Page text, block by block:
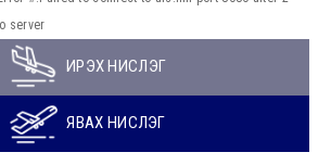
server
ИРЭХ НИСЛЭГ
ЯВАХ НИСЛЭГ